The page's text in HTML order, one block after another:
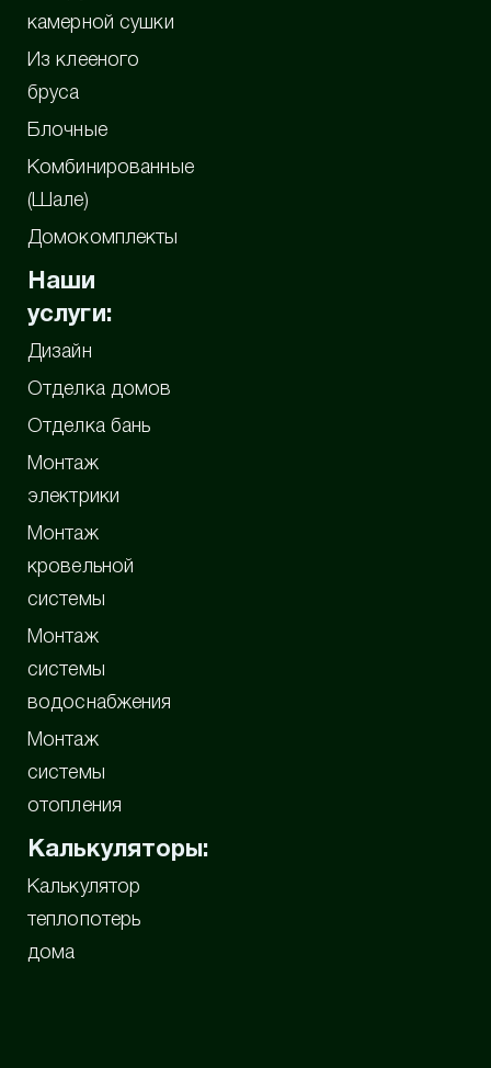
камерной сушки
Из клееного
бруса
Блочные
Комбинированные
(Шале)
Домокомплекты
Наши
услуги:
Дизайн
Отделка домов
Отделка бань
Монтаж
электрики
Монтаж
кровельной
системы
Монтаж
системы
водоснабжения
Монтаж
системы
отопления
Калькуляторы:
Калькулятор
теплопотерь
дома